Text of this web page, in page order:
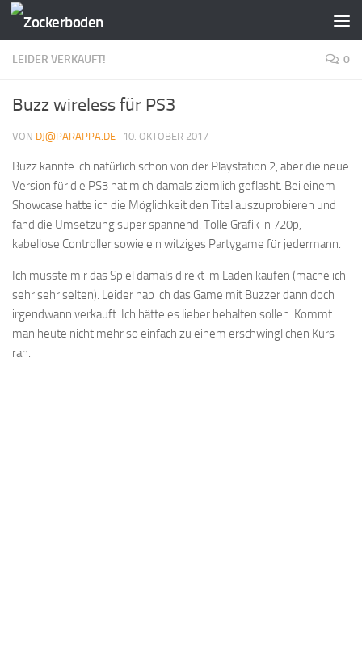
Zum Inhalt springen
LEIDER VERKAUFT! 0
Buzz wireless für PS3
VON DJ@PARAPPA.DE · 10. OKTOBER 2017
Buzz kannte ich natürlich schon von der Playstation 2, aber die neue
Version für die PS3 hat mich damals ziemlich geflasht. Bei einem
Showcase hatte ich die Möglichkeit den Titel auszuprobieren und
fand die Umsetzung super spannend. Tolle Grafik in 720p,
kabellose Controller sowie ein witziges Partygame für jedermann.
Ich musste mir das Spiel damals direkt im Laden kaufen (mache ich
sehr sehr selten). Leider hab ich das Game mit Buzzer dann doch
irgendwann verkauft. Ich hätte es lieber behalten sollen. Kommt
man heute nicht mehr so einfach zu einem erschwinglichen Kurs
ran.